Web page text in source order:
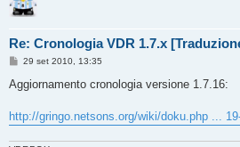
Re: Cronologia VDR 1.7.x
M
s
s
g
g
29 set 2010, 13:35
Aggiornamento cronologia versione 1.7.16:
http://gringo.netsons.org/wiki/doku.php ...